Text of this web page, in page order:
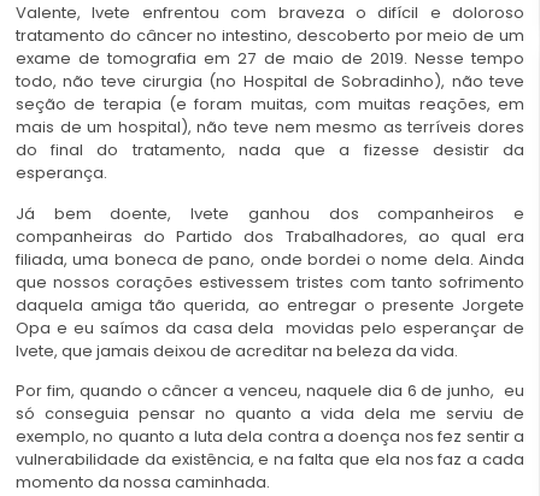
Valente, Ivete enfrentou com braveza o difícil e doloroso
tratamento do câncer no intestino, descoberto por meio de um
exame de tomografia em 27 de maio de 2019. Nesse tempo
todo, não teve cirurgia (no Hospital de Sobradinho), não teve
seção de terapia (e foram muitas, com muitas reações, em
mais de um hospital), não teve nem mesmo as terríveis dores
do final do tratamento, nada que a fizesse desistir da
esperança.
Já bem doente, Ivete ganhou dos companheiros e
companheiras do Partido dos Trabalhadores, ao qual era
filiada, uma boneca de pano, onde bordei o nome dela. Ainda
que nossos corações estivessem tristes com tanto sofrimento
daquela amiga tão querida, ao entregar o presente Jorgete
Opa e eu saímos da casa dela movidas pelo esperançar de
Ivete, que jamais deixou de acreditar na beleza da vida.
Por fim, quando o câncer a venceu, naquele dia 6 de junho, eu
só conseguia pensar no quanto a vida dela me serviu de
exemplo, no quanto a luta dela contra a doença nos fez sentir a
vulnerabilidade da existência, e na falta que ela nos faz a cada
momento da nossa caminhada.